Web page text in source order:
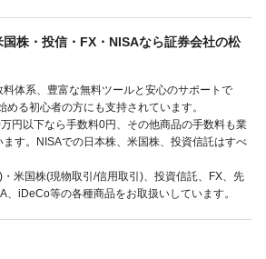
株・投信・FX・NISAなら証券会社の松
体系、豊富な無料ツールと安心のサポートで
める初心者の方にも支持されています。
円以下なら手数料0円、その他商品の手数料も業
す。NISAでの日本株、米国株、投資信託はすべ
米国株(現物取引/信用取引)、投資信託、FX、先
、iDeCo等の各種商品をお取扱いしています。